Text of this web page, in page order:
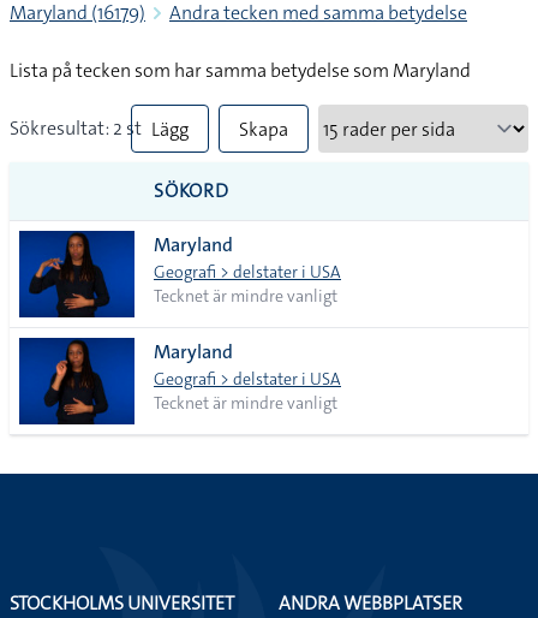
Maryland (16179) Andra tecken med samma betydelse
Lista på tecken som har samma betydelse som Maryland
Sökresultat: 2 st Lägg
till
alla i
lista
Skapa
SÖKORD
Maryland
Geografi > delstater i USA
Tecknet är mindre vanligt
Maryland
Geografi > delstater i USA
Tecknet är mindre vanligt
STOCKHOLMS UNIVERSITET
ANDRA WEBBPLATSER